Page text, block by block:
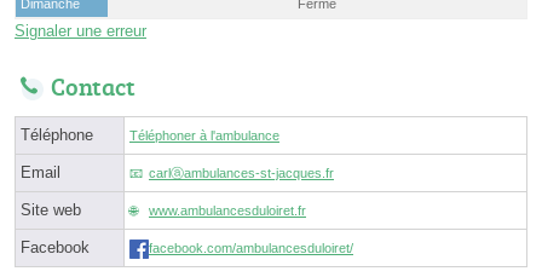
Dimanche
Fermé
Signaler une erreur
Contact
Téléphone Téléphoner à l'ambulance
Email carlⓐambulances-st-jacques.fr
Site web www.ambulancesduloiret.fr
Facebook facebook.com/ambulancesduloiret/